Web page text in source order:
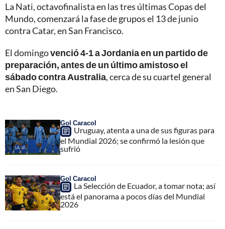
La Nati, octavofinalista en las tres últimas Copas del
Mundo, comenzará la fase de grupos el 13 de junio
contra Catar, en San Francisco.
El domingovenció 4-1 a Jordania en un partido de
preparación, antes de un último amistoso el
sábado contra Australia, cerca de su cuartel general
en San Diego.
Gol Caracol
Uruguay, atenta a una de sus figuras para
el Mundial 2026; se confirmó la lesión que
sufrió
Gol Caracol
La Selección de Ecuador, a tomar nota; así
está el panorama a pocos días del Mundial
2026